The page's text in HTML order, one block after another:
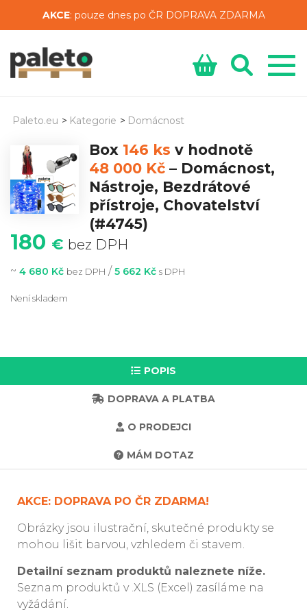
AKCE: pouze dnes po ČR DOPRAVA ZDARMA
Paleto.eu > Kategorie > Domácnost
Box 146 ks v hodnotě
48 000 Kč – Domácnost,
Nástroje, Bezdrátové
přístroje, Chovatelství
(#4745)
180 € bez DPH
~ 4 680 Kč bez DPH / 5 662 Kč s DPH
Není skladem
POPIS
DOPRAVA A PLATBA
O PRODEJCI
MÁM DOTAZ
AKCE: DOPRAVA PO ČR ZDARMA!
Obrázky jsou ilustrační, skutečné produkty se
mohou lišit barvou, vzhledem či stavem.
Detailní seznam produktů naleznete níže.
Seznam produktů v .XLS (Excel) zasíláme na
vyžádání.